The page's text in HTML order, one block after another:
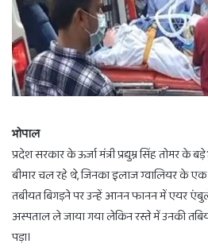
भोपाल
प्रदेश सरकार के ऊर्जा मंत्री प्रद्युम्न सिंह तोमर के
बीमार चल रहे थे, जिनका इलाज ग्वालियर के
तबीयत बिगड़ने पर उन्हें आनन फानन में एयर
अस्पताल ले जाया गया लेकिन रस्ते में उनकी
पड़ा।